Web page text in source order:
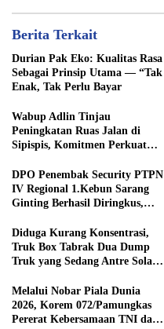
Berita Terkait
Durian Pak Eko: Kualitas Rasa
Sebagai Prinsip Utama — “Tak
Enak, Tak Perlu Bayar
Wabup Adlin Tinjau
Peningkatan Ruas Jalan di
Sipispis, Komitmen Perkuat
DPO Penembak Security PTPN
IV Regional 1.Kebun Sarang
Ginting Berhasil Diringkus,
2025
Diduga Kurang Konsentrasi,
Truk Box Tabrak Dua Dump
Truk yang Sedang Antre Solar
Melalui Nobar Piala Dunia
2026, Korem 072/Pamungkas
Pererat Kebersamaan TNI dan